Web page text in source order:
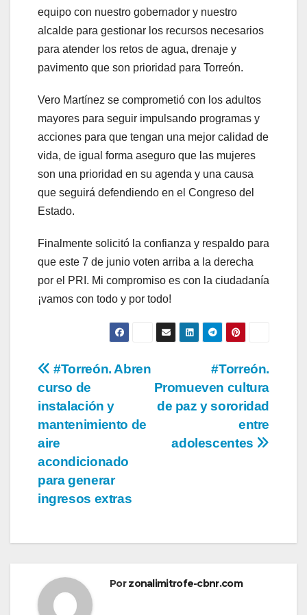
equipo con nuestro gobernador y nuestro
alcalde para gestionar los recursos necesarios
para atender los retos de agua, drenaje y
pavimento que son prioridad para Torreón.
Vero Martínez se comprometió con los adultos
mayores para seguir impulsando programas y
acciones para que tengan una mejor calidad de
vida, de igual forma aseguro que las mujeres
son una prioridad en su agenda y una causa
que seguirá defendiendo en el Congreso del
Estado.
Finalmente solicitó la confianza y respaldo para
que este 7 de junio voten arriba a la derecha
por el PRI. Mi compromiso es con la ciudadanía
¡vamos con todo y por todo!
Navegación
de
entradas
#Torreón.
Promueven cultura
de paz y sororidad
entre
adolescentes
#Torreón. Abren
curso de
instalación y
mantenimiento de
aire
acondicionado
para generar
ingresos extras
Porzonalimitrofe-cbnr.com